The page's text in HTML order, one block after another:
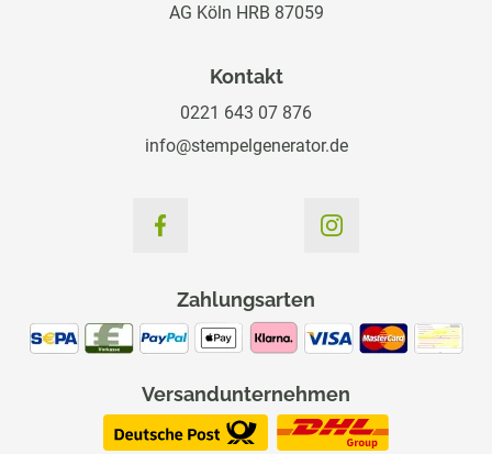
AG Köln HRB 87059
Kontakt
0221 643 07 876
info@stempelgenerator.de
Zahlungsarten
Versandunternehmen